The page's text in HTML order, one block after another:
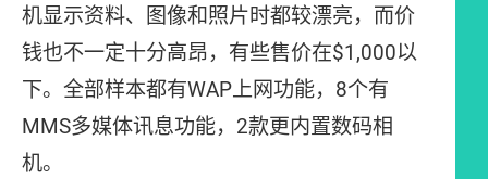
机显示资料、图像和照片时都较漂亮，而价
钱也不一定十分高昂，有些售价在$1,000以
下。全部样本都有WAP上网功能，8个有
MMS多媒体讯息功能，2款更内置数码相
机。